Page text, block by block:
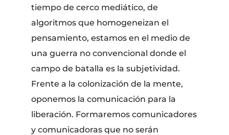
tiempo de cerco mediático, de
algoritmos que homogeneizan el
pensamiento, estamos en el medio de
una guerra no convencional donde el
campo de batalla es la subjetividad.
Frente a la colonización de la mente,
oponemos la comunicación para la
liberación. Formaremos comunicadores
y comunicadoras que no serán